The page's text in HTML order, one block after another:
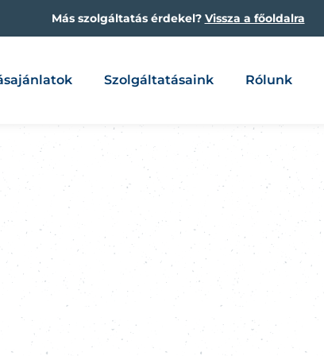
Más szolgáltatás érdekel? Vissza a főoldalra
Szolgáltatásaink Rólunk